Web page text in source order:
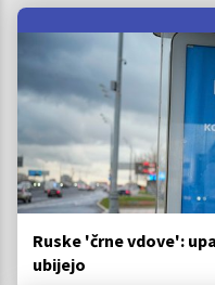
Ruske 'črne vdove':
ubijejo